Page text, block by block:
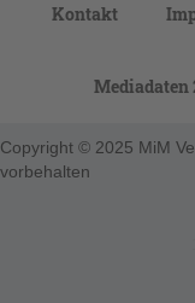
Kontakt
Mediadaten
Copyright © 2025 MiM
vorbehalten